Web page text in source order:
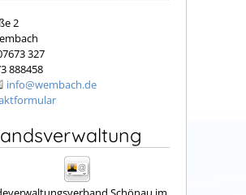
2
327
888458
info@wembach.de